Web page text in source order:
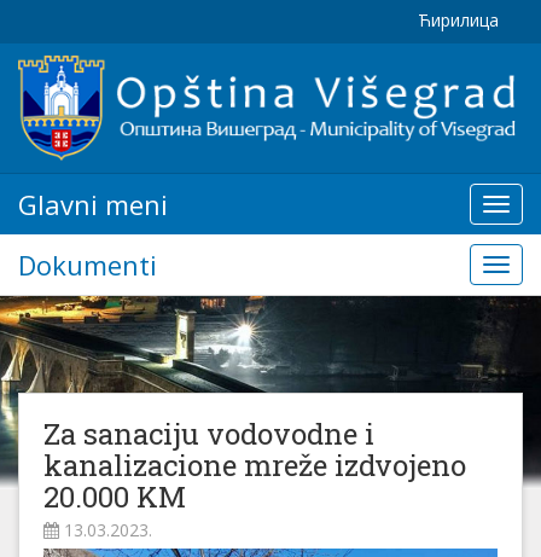
Ћирилица
Glavni
meni
Glavni meni
Dokumenti
Za sanaciju vodovodne i
kanalizacione mreže izdvojeno
20.000 KM
13.03.2023.